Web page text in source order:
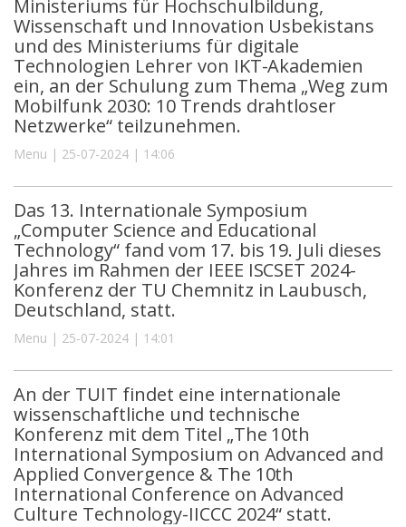
Ministeriums für Hochschulbildung,
Wissenschaft und Innovation Usbekistans
und des Ministeriums für digitale
Technologien Lehrer von IKT-Akademien
ein, an der Schulung zum Thema „Weg zum
Mobilfunk 2030: 10 Trends drahtloser
Netzwerke“ teilzunehmen.
Menu | 25-07-2024 | 14:06
Das 13. Internationale Symposium
„Computer Science and Educational
Technology“ fand vom 17. bis 19. Juli dieses
Jahres im Rahmen der IEEE ISCSET 2024-
Konferenz der TU Chemnitz in Laubusch,
Deutschland, statt.
Menu | 25-07-2024 | 14:01
An der TUIT findet eine internationale
wissenschaftliche und technische
Konferenz mit dem Titel „The 10th
International Symposium on Advanced and
Applied Convergence & The 10th
International Conference on Advanced
Culture Technology-IICCC 2024“ statt.